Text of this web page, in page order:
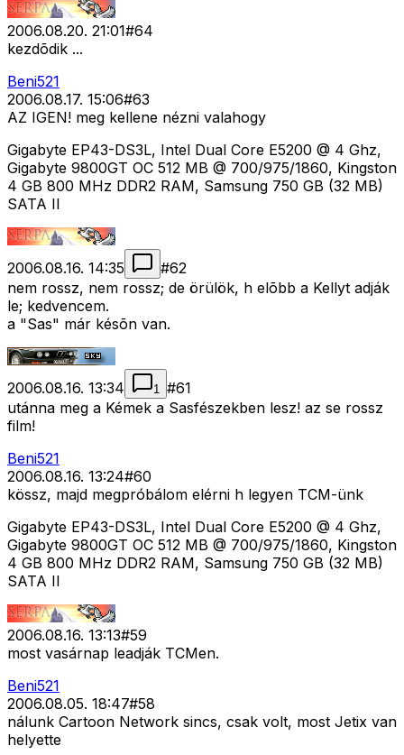
2006.08.20. 21:01#64
kezdõdik ...
Beni521
2006.08.17. 15:06#63
AZ IGEN! meg kellene nézni valahogy
Gigabyte EP43-DS3L, Intel Dual Core E5200 @ 4 Ghz,
Gigabyte 9800GT OC 512 MB @ 700/975/1860, Kingston
4 GB 800 MHz DDR2 RAM, Samsung 750 GB (32 MB)
SATA II
2006.08.16. 14:35 #62
nem rossz, nem rossz; de örülök, h elõbb a Kellyt adják
le; kedvencem.
a "Sas" már késõn van.
2006.08.16. 13:34 1 #61
utánna meg a Kémek a Sasfészekben lesz! az se rossz
film!
Beni521
2006.08.16. 13:24#60
kössz, majd megpróbálom elérni h legyen TCM-ünk
Gigabyte EP43-DS3L, Intel Dual Core E5200 @ 4 Ghz,
Gigabyte 9800GT OC 512 MB @ 700/975/1860, Kingston
4 GB 800 MHz DDR2 RAM, Samsung 750 GB (32 MB)
SATA II
2006.08.16. 13:13#59
most vasárnap leadják TCMen.
Beni521
2006.08.05. 18:47#58
nálunk Cartoon Network sincs, csak volt, most Jetix van
helyette